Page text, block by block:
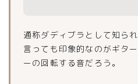
通称ダディブラとして知ら
言っても印象的なのがギタ
ーの回転する音だろう。